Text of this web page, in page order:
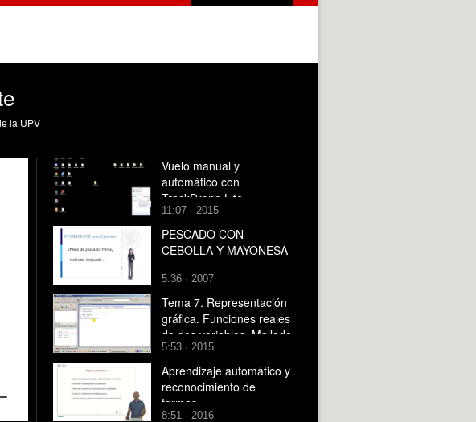
la UPV
Vuelo manual y
automático con
TrackDrone Lite
11:07 · 2015
PESCADO CON
CEBOLLA Y MAYONESA
5:36 · 2007
Tema 7. Representación
gráfica. Funciones reales
de dos variables. Mallado
manual y automático
5:53 · 2015
Aprendizaje automático y
reconocimiento de
formas
8:51 · 2016